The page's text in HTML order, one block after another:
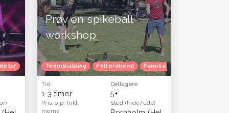
Gratis oplevelser
Prøv en spikeball-
workshop
Teambuilding Polterabend Familietur
Tid
1-3 timer
Deltagere
5+
Pris p.p. Inkl.
moms
Sted (Inde/ude)